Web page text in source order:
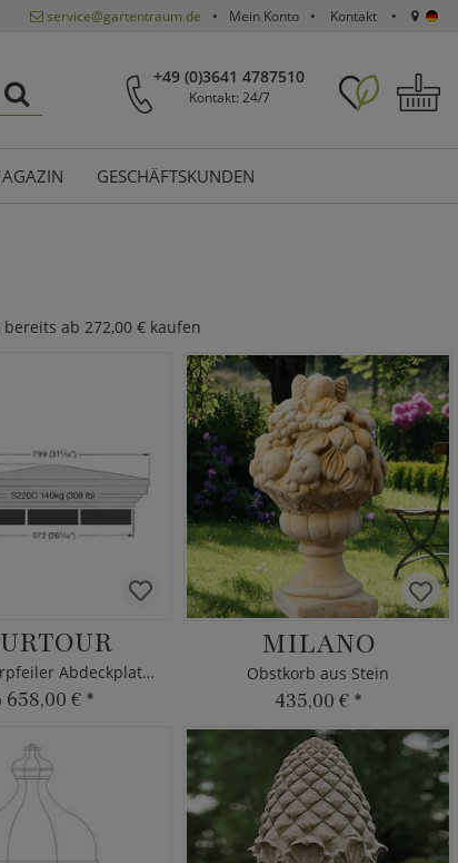
service@gartentraum.de Mein Konto Kontakt
+49 (0)3641 4787510
Kontakt: 24/7
GESCHÄFTSKUNDEN
ab 272,00 € kaufen
Edle Mauerpfeiler Abdeckplatte aus Stein
658,00 € *
MILANO
Obstkorb aus Stein
435,00 € *